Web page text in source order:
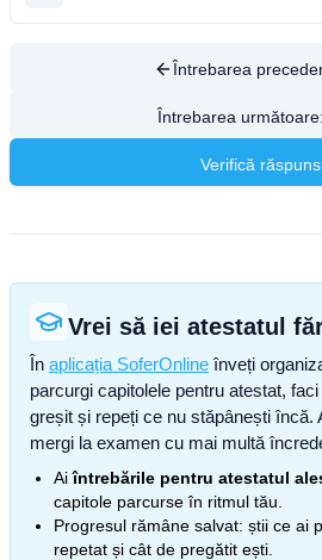
Întrebarea
Întrebarea următoare:
Verifică
Vrei să iei atestatul
În aplicația SoferOnline înveți
parcurgi capitolele pentru atestat,
greșit și repeți ce nu stăpânești încă.
mergi la examen cu mai multă
Aiîntrebările pentru atestatul
capitole parcurse în ritmul tău.
Progresul rămâne salvat: știi ce ai
repetat și cât de pregătit ești.